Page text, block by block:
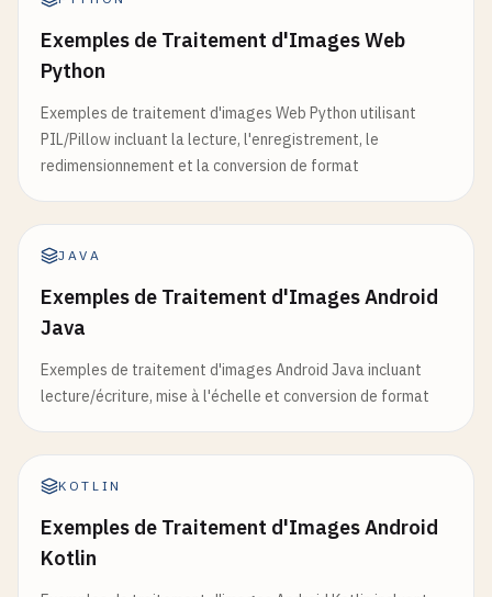
Exemples de Traitement d'Images Web
Python
Exemples de traitement d'images Web Python utilisant
PIL/Pillow incluant la lecture, l'enregistrement, le
redimensionnement et la conversion de format
JAVA
Exemples de Traitement d'Images Android
Java
Exemples de traitement d'images Android Java incluant
lecture/écriture, mise à l'échelle et conversion de format
KOTLIN
Exemples de Traitement d'Images Android
Kotlin